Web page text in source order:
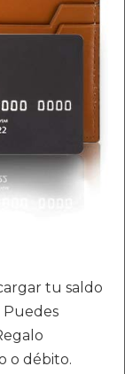
tu saldo
Puedes
o débito.